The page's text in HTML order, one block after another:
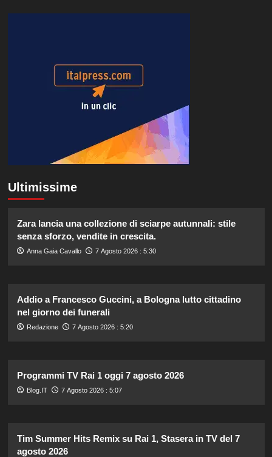
Ultimissime
Zara lancia una collezione di sciarpe autunnali: stile
senza sforzo, vendite in crescita.
Anna Gaia Cavallo 7 Agosto 2026 : 5:30
Addio a Francesco Guccini, a Bologna lutto cittadino
nel giorno dei funerali
Redazione 7 Agosto 2026 : 5:20
Programmi TV Rai 1 oggi 7 agosto 2026
Blog.IT 7 Agosto 2026 : 5:07
Tim Summer Hits Remix su Rai 1, Stasera in TV del 7
agosto 2026